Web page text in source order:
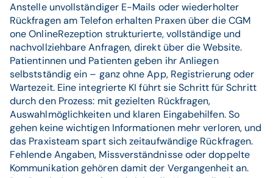
Anstelle unvollständiger E-Mails oder wiederholter
Rückfragen am Telefon erhalten Praxen über die CGM
one OnlineRezeption strukturierte, vollständige und
nachvollziehbare Anfragen, direkt über die Website.
Patientinnen und Patienten geben ihr Anliegen
selbstständig ein – ganz ohne App, Registrierung oder
Wartezeit. Eine integrierte KI führt sie Schritt für Schritt
durch den Prozess: mit gezielten Rückfragen,
Auswahlmöglichkeiten und klaren Eingabehilfen. So
gehen keine wichtigen Informationen mehr verloren, und
das Praxisteam spart sich zeitaufwändige Rückfragen.
Fehlende Angaben, Missverständnisse oder doppelte
Kommunikation gehören damit der Vergangenheit an.